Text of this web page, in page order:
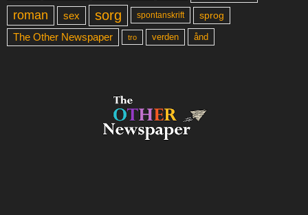
roman sex sorg spontanskrift sprog
The Other Newspaper tro verden ånd